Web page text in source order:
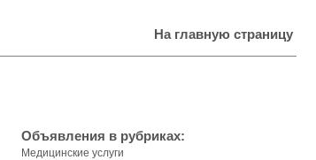
На главную страницу
Объявления в рубриках:
Медицинские услуги